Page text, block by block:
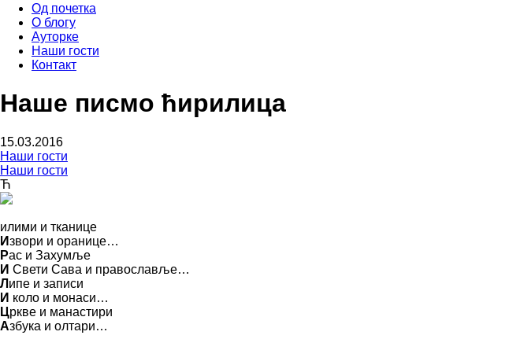
Од почетка
О блогу
Ауторке
Наши гости
Контакт
Наше писмо ћирилица
15.03.2016
Наши гости
Наши гости
Ћ
илими и тканице
Извори и оранице…
Рас и Захумље
И Свети Сава и православље…
Л ипе и записи
И коло и монаси…
Цркве и манастири
Азбука и олтари…